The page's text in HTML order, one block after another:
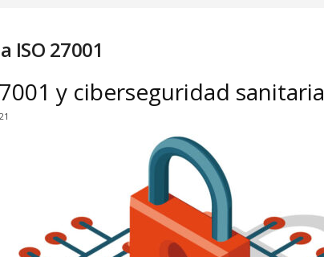
ISO 27001
y ciberseguridad sanitaria